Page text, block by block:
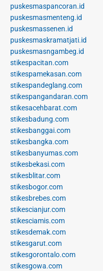
puskesmaspancoran.id
puskesmasmenteng.id
puskesmassenen.id
puskesmaskramatjati.id
puskesmasngambeg.id
stikespacitan.com
stikespamekasan.com
stikespandeglang.com
stikespangandaran.com
stikesacehbarat.com
stikesbadung.com
stikesbanggai.com
stikesbangka.com
stikesbanyumas.com
stikesbekasi.com
stikesblitar.com
stikesbogor.com
stikesbrebes.com
stikescianjur.com
stikesciamis.com
stikesdemak.com
stikesgarut.com
stikesgorontalo.com
stikesgowa.com